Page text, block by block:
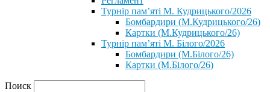
Турнір пам’яті М. Кудрицького/2026
Бомбардири (М.Кудрицького/26)
Картки (М.Кудрицького/26)
Турнір пам’яті М. Білого/2026
Бомбардири (М.Білого/26)
Картки (М.Білого/26)
Поиск